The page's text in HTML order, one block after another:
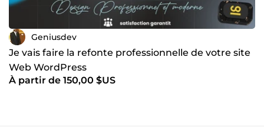
Geniusdev
Je vais faire la refonte professionnelle de votre site
Web WordPress
À partir de 150,00 $US